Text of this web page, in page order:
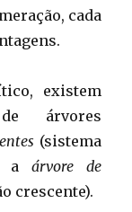
cada
existem
árvores
(sistema
a árvore de
crescente).